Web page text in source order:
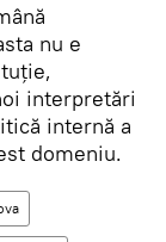
nu e
interpretări
internă a
domeniu.